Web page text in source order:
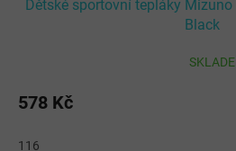
Dětské sportovní tepláky
Black
578 Kč
116